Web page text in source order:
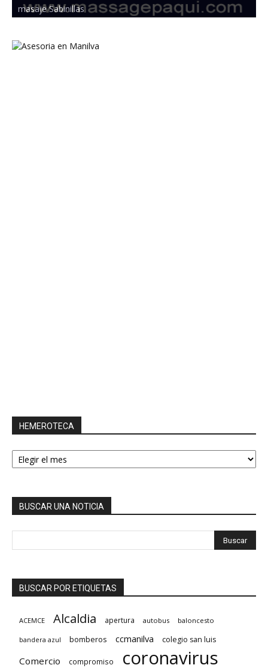
masaje Sabinillas
HEMEROTECA
HEMEROTECA
BUSCAR UNA NOTICIA
BUSCAR POR ETIQUETAS
ACEMCE Alcaldia apertura autobus baloncesto
bandera azul bomberos ccmanilva colegio san luis
Comercio compromiso coronavirus